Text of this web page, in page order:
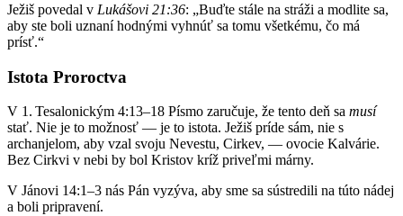
Ježiš povedal v Lukášovi 21:36: „Buďte stále na stráži a modlite sa,
aby ste boli uznaní hodnými vyhnúť sa tomu všetkému, čo má
prísť.“
Istota Proroctva
V 1. Tesalonickým 4:13–18 Písmo zaručuje, že tento deň sa musí
stať. Nie je to možnosť — je to istota. Ježiš príde sám, nie s
archanjelom, aby vzal svoju Nevestu, Cirkev, — ovocie Kalvárie.
Bez Cirkvi v nebi by bol Kristov kríž priveľmi márny.
V Jánovi 14:1–3 nás Pán vyzýva, aby sme sa sústredili na túto nádej
a boli pripravení.